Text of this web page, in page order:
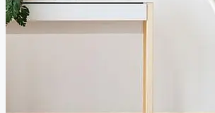
Restaurant